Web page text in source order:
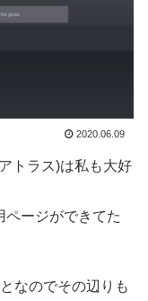
2020.06.09
トラス)は私も大好
ページができてた
なのでその辺りも